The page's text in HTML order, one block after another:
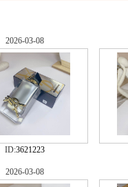
2026-03-08
ID:3621223
2026-03-08